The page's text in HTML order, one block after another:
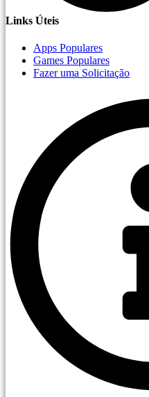
Links Úteis
Apps Populares
Games Populares
Fazer uma Solicitação